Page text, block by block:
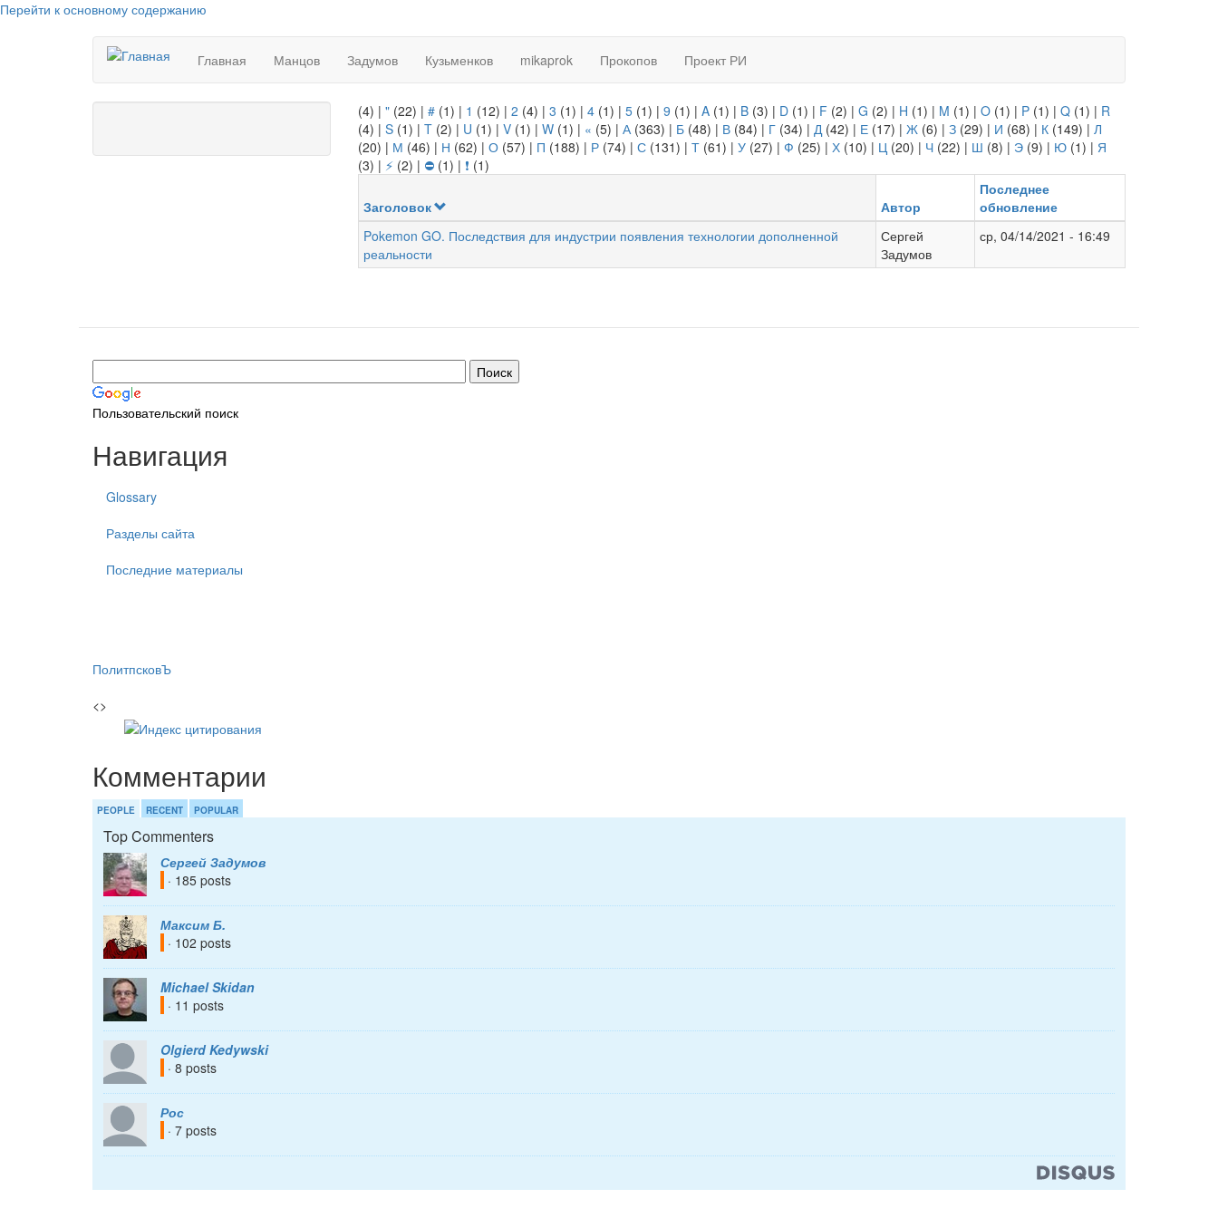
Перейти к основному содержанию
Главная Манцов Задумов Кузьменков mikaprok Прокопов Проект РИ
(4) | "(22) | #(1) | 1 (12) | 2 (4) | 3 (1) | 4(1) | 5(1) | 9 (1) | A(1) | B(3) | D(1) | F (2) | G (2) | H (1) | M (1) | O(1) | P(1) | Q(1) | R
(4) | S(1) | T(2) | U (1) | V(1) | W(1) | « (5) | А(363) | Б(48) | В(84) | Г(34) | Д(42) | Е(17) | Ж(6) | З(29) | И (68) | К(149) | Л
(20) | М (46) | Н (62) | О(57) | П (188) | Р(74) | С(131) | Т(61) | У(27) | Ф (25) | Х(10) | Ц(20) | Ч(22) | Ш (8) | Э(9) | Ю(1) | Я
(3) | ⚡ (2) | ⛔(1) | ❗ (1)
Заголовок Автор
Последнее
обновление
Pokemon GO. Последствия для индустрии появления технологии дополненной
реальности
Сергей
Задумов
ср, 04/14/2021 - 16:49
Пользовательский поиск
Навигация
Glossary
Разделы сайта
Последние материалы
ПолитпсковЪ
<>
Комментарии
PEOPLE RECENT POPULAR
Top Commenters
Сергей Задумов
· 185 posts
Максим Б.
· 102 posts
Michael Skidan
· 11 posts
Olgierd Kedywski
· 8 posts
Рос
· 7 posts